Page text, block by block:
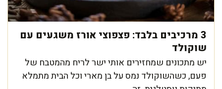
3 מרכיבים בלבד: פצפוצי אורז משגעים עם
שוקולד
יש מתכונים שמחזירים אותי ישר לריח מהמטבח של
פעם, כשהשוקולד נמס על בן מארי וכל הבית מתמלא